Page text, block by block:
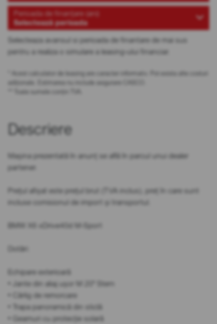
Perioada de finanțare (ani)
Selectează perioada
Selecteaza avansul si perioada de finantare de mai sus
pentru a realiza o simulare a leasing-ului financiar.
* Acest calculator de leasing are caracter informativ. Pot exista alte costuri
adiționale. Estimarea nu include asigurare CASCO.
** Toate sumele conțin TVA.
Descriere
Mașina prezentată în anunț se află în parcul unui dealer
partener.
Prețul afișat este prețul brut (TVA inclus), preț în care sunt
incluse comisionul de import și transportul.
BMW X6 xDrive40d M-Sport
Dotări:
Echipare exterioară
• Jante din aliaj ușor M 20" Stern
• Cârlig de remorcare
• Trapa panoramică din sticlă
• Geamuri cu protecție solară